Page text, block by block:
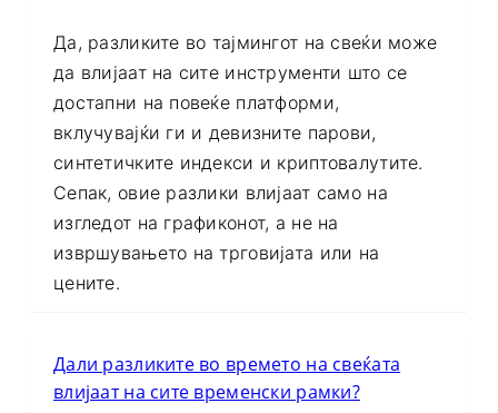
Да, разликите во тајмингот на свеќи може
да влијаат на сите инструменти што се
достапни на повеќе платформи,
вклучувајќи ги и девизните парови,
синтетичките индекси и криптовалутите.
Сепак, овие разлики влијаат само на
изгледот на графиконот, а не на
извршувањето на трговијата или на
Дали разликите во времето на свеќата